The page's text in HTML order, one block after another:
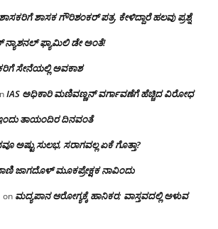
ಶಾಸಕ ಗೌರಿಶಂಕರ್ ಪತ್ರ, ಕೇಳಿದ್ದಾರೆ ಹಲವು ಪ್ರಶ್ನೆ
ನ್ಯಾಶನಲ್ ಫ್ಯಾಮಿಲಿ ಡೇ ಅಂತೆ!
ಸೇನೆಯಲ್ಲಿ ಅವಕಾಶ
IAS ಅಧಿಕಾರಿ ಮಣಿವಣ್ಣನ್ ವರ್ಗಾವಣೆಗೆ ಹೆಚ್ಚಿದ‌ ವಿರೋಧ
ತಾಯಂದಿರ ದಿನವಂತೆ
ಅಷ್ಟು ಸುಲಭ, ಸರಾಗವಲ್ಲ ಏಕೆ ಗೊತ್ತಾ?
ಜಾಗದೊಳ್ ಮೂಕಪ್ರೇಕ್ಷಕ ನಾವಿಂದು
on ಮದ್ಯಪಾನ ಆರೋಗ್ಯಕ್ಕೆ ಹಾನಿಕರ; ವಾಸ್ತವದಲ್ಲಿ ಅಳುವ